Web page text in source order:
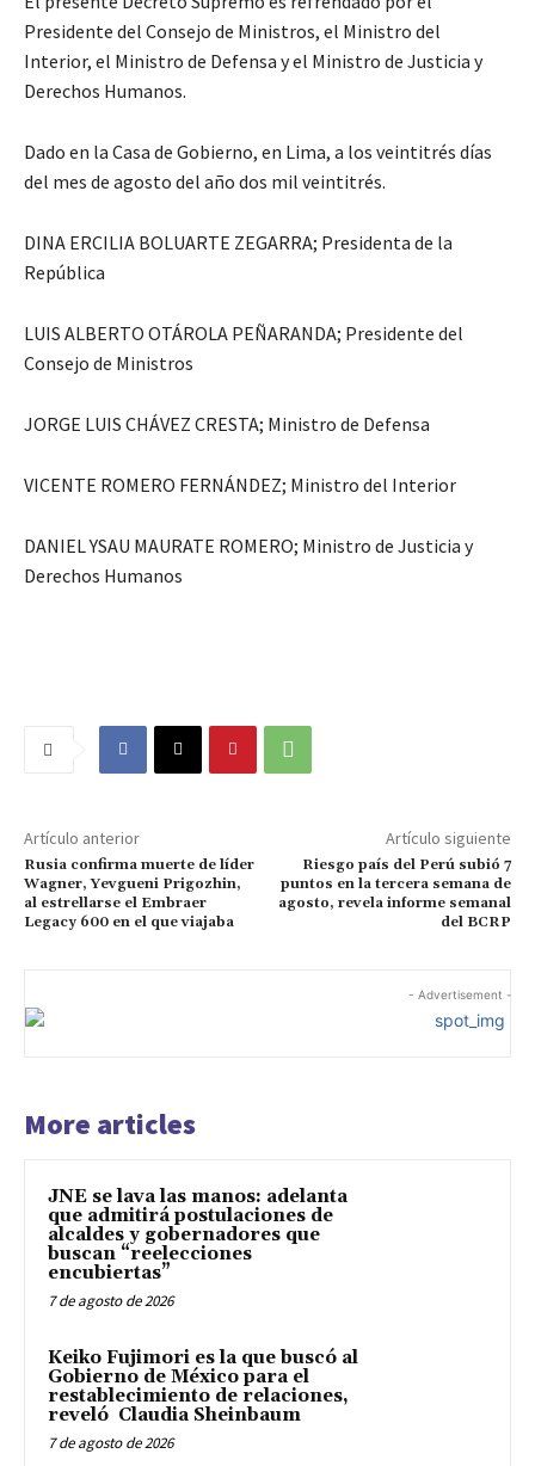
Presidente del Consejo de Ministros, el Ministro del
Interior, el Ministro de Defensa y el Ministro de Justicia y
Derechos Humanos.
Dado en la Casa de Gobierno, en Lima, a los veintitrés días
del mes de agosto del año dos mil veintitrés.
DINA ERCILIA BOLUARTE ZEGARRA; Presidenta de la
República
LUIS ALBERTO OTÁROLA PEÑARANDA; Presidente del
Consejo de Ministros
JORGE LUIS CHÁVEZ CRESTA; Ministro de Defensa
VICENTE ROMERO FERNÁNDEZ; Ministro del Interior
DANIEL YSAU MAURATE ROMERO; Ministro de Justicia y
Derechos Humanos
Artículo anterior
Rusia confirma muerte de líder
Wagner, Yevgueni Prigozhin,
al estrellarse el Embraer
Legacy 600 en el que viajaba
Artículo siguiente
Riesgo país del Perú subió 7
puntos en la tercera semana de
agosto, revela informe semanal
del BCRP
- Advertisement -
More articles
JNE se lava las manos: adelanta
que admitirá postulaciones de
alcaldes y gobernadores que
buscan “reelecciones
encubiertas”
7 de agosto de 2026
Keiko Fujimori es la que buscó al
Gobierno de México para el
restablecimiento de relaciones,
reveló Claudia Sheinbaum
7 de agosto de 2026